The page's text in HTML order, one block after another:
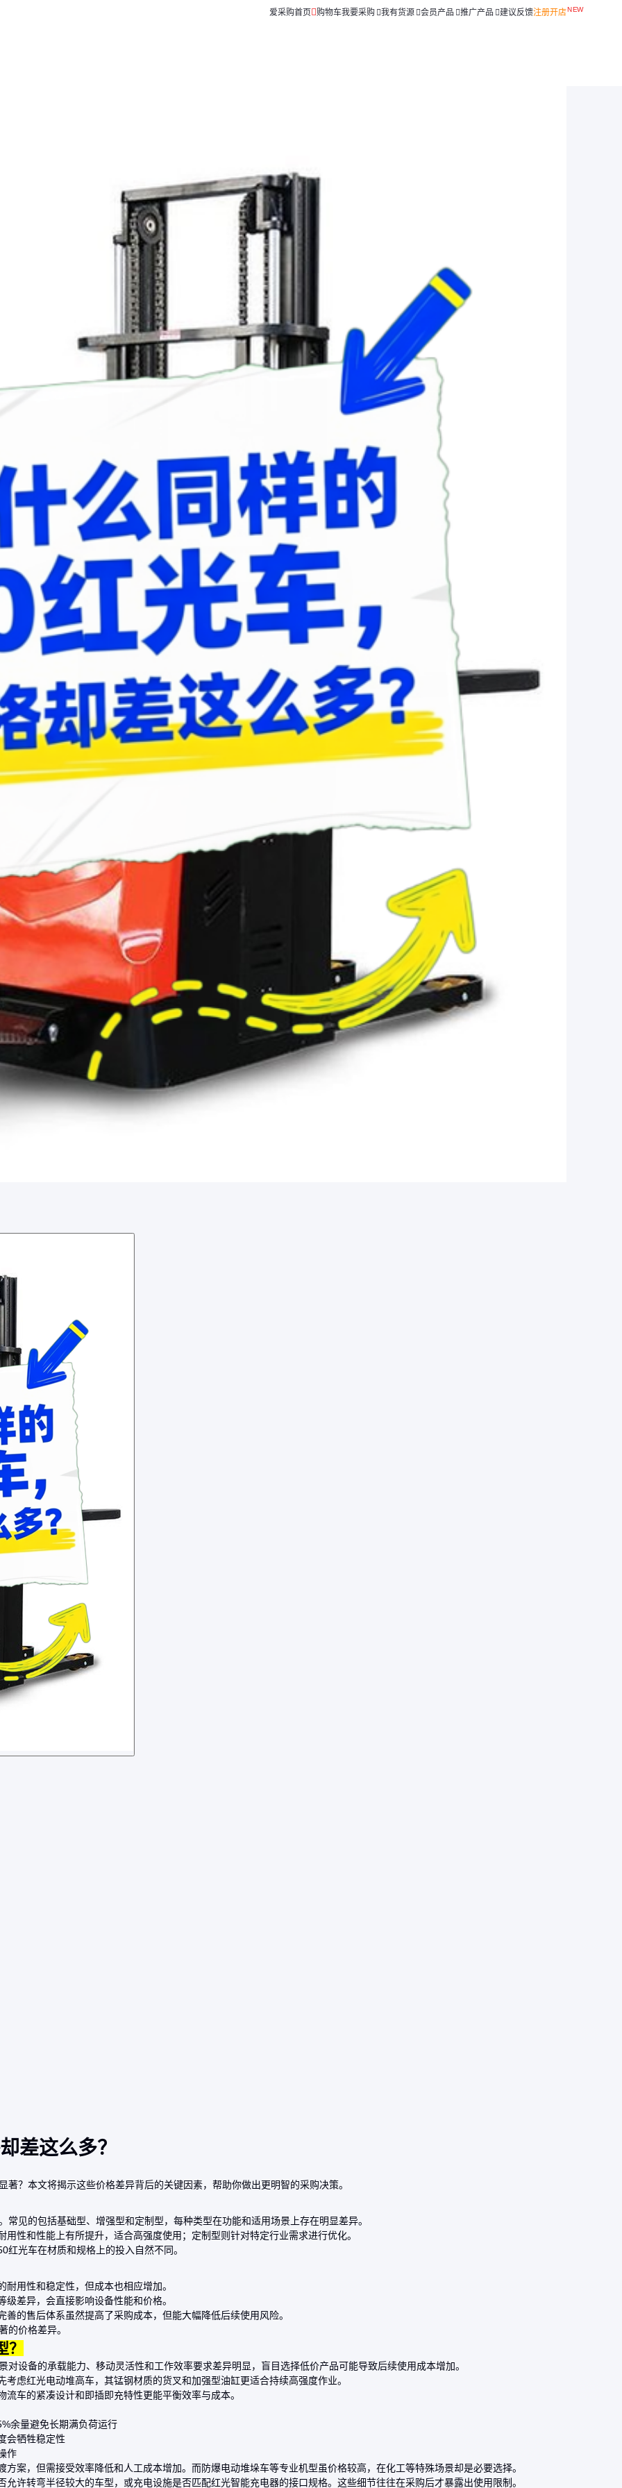
爱采购首页 购物车我要采购 我有货源 会员产品 推广产品 建议反馈注册开店
差这么多？
？本文将揭示这些价格差异背后的关键因素，帮助你做出更明智的采购决策。
见的包括基础型、增强型和定制型，每种类型在功能和适用场景上存在明显差异。
性和性能上有所提升，适合高强度使用；定制型则针对特定行业需求进行优化。
光车在材质和规格上的投入自然不同。
用性和稳定性，但成本也相应增加。
差异，会直接影响设备性能和价格。
的售后体系虽然提高了采购成本，但能大幅降低后续使用风险。
的价格差异。
设备的承载能力、移动灵活性和工作效率要求差异明显，盲目选择低价产品可能导致后续使用成本增加。
考虑红光电动堆高车，其锰钢材质的货叉和加强型油缸更适合持续高强度作业。
流车的紧凑设计和即插即充特性更能平衡效率与成本。
余量避免长期满负荷运行
会牺牲稳定性
作
方案，但需接受效率降低和人工成本增加。而防爆电动堆垛车等专业机型虽价格较高，在化工等特殊场景却是必要选择。
许转弯半径较大的车型，或充电设施是否匹配红光智能充电器的接口规格。这些细节往往在采购后才暴露出使用限制。